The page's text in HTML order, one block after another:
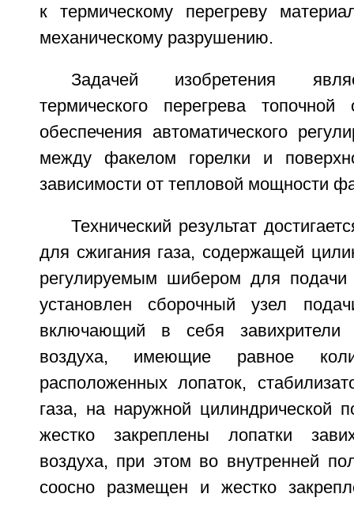
к термическому перегреву
механическому разрушению.
Задачей изобретения
термического перегрева
обеспечения автоматического
между факелом горелки и
зависимости от тепловой мощности
Технический результат
для сжигания газа, содержащей
регулируемым шибером для подачи
установлен сборочный узел
включающий в себя завихрители
воздуха, имеющие равное
расположенных лопаток,
газа, на наружной цилиндрической
жестко закреплены лопатки
воздуха, при этом во внутренней
соосно размещен и жестко